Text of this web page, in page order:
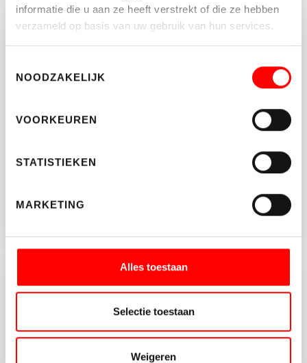
informatie die u aan ze heeft verstrekt of die ze hebben
verzameld op basis van uw gebruik van hun services.
NOODZAKELIJK
VOORKEUREN
STATISTIEKEN
MARKETING
Alles toestaan
Selectie toestaan
Weigeren
Vragen of opmerkingen?
Neem vrijblijvend contact op met Waltmann
030-662 22 55
Brochure aanvragen?
Vul onderstaande gegeven in en download de
brochure van dit object.